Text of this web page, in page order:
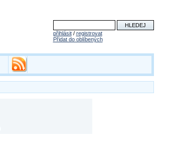
přihlásit/ registrovat
Přidat do oblíbených